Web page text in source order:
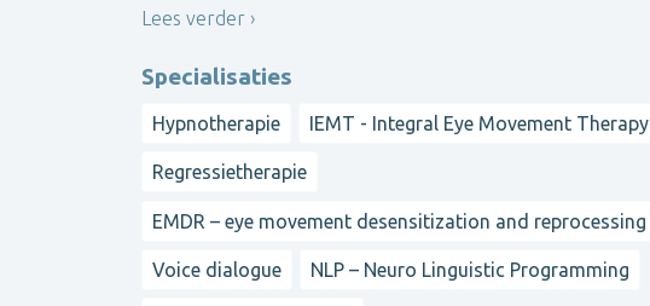
Lees verder
Specialisaties
Hypnotherapie IEMT - Integral Eye Movement Therapy
Regressietherapie
EMDR – eye movement desensitization and reprocessing
Voice dialogue NLP – Neuro Linguistic Programming